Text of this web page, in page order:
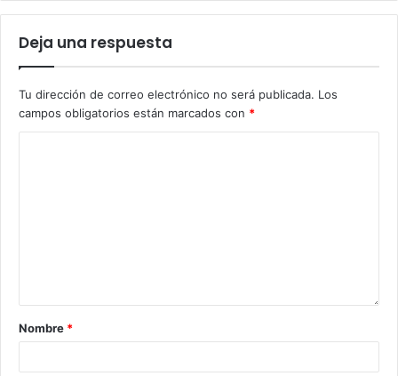
Deja una respuesta
Tu dirección de correo electrónico no será publicada. Los
campos obligatorios están marcados con *
Nombre *